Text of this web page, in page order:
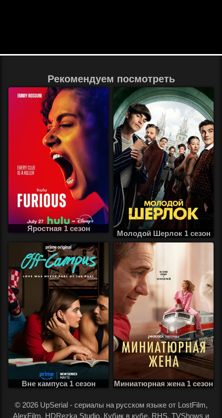
Рекомендуем посмотреть
Яростная 1 сезон
Молодой Шерлок 1 сезон
Вне кампуса 1 сезон
Миниатюрная жена 1 сезон
© 2026 UpSerial - сериалы на русском языке от LostFilm,
AlexFilm, HDRezka Studio, Кубик в кубе, RHS, TVShows и